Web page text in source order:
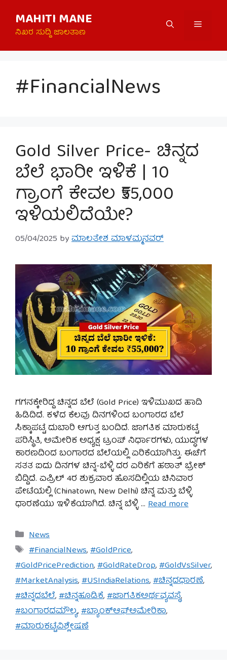
content
MAHITI MANE
ನಿಖರ ಸುದ್ದಿ ಜಾಲತಾಣ
Menu
#FinancialNews
Gold Silver Price- ಚಿನ್ನದ
ಬೆಲೆ ಭಾರೀ ಇಳಿಕೆ | 10
ಗ್ರಾಂಗೆ ಕೇವಲ ₹55,000
ಇಳಿಯಲಿದೆಯೇ?
05/04/2025 byಮಾಲತೇಶ ಮಾಳಮ್ಮನವರ್
ಗಗನಕ್ಕೇರಿದ್ದ ಚಿನ್ನದ ಬೆಲೆ (Gold Price) ಇಳಿಮುಖದ ಹಾದಿ
ಹಿಡಿದಿದೆ. ಕಳೆದ ಕೆಲವು ದಿನಗಳಿಂದ ಬಂಗಾರದ ಬೆಲೆ
ಸಿಕ್ಕಾಪಟ್ಟೆ ದುಬಾರಿ ಆಗುತ್ತ ಬಂದಿದೆ. ಜಾಗತಿಕ ಮಾರುಕಟ್ಟೆ
ಪರಿಸ್ಥಿತಿ, ಅಮೇರಿಕ ಅಧ್ಯಕ್ಷ ಟ್ರಂಪ್ ನಿರ್ಧಾರಗಳು, ಯುದ್ಧಗಳ
ಕಾರಣದಿಂದ ಬಂಗಾರದ ಬೆಲೆಯಲ್ಲಿ ಏರಿಕೆಯಾಗಿತ್ತು. ಈಚೆಗೆ
ಸತತ ಐದು ದಿನಗಳ ಚಿನ್ನ-ಬೆಳ್ಳಿ ದರ ಏರಿಕೆಗೆ ಹಠಾತ್ ಬ್ರೇಕ್
ಬಿದ್ದಿದೆ. ಏಪ್ರಿಲ್ 4ರ ಶುಕ್ರವಾರ ಹೊಸದಿಲ್ಲಿಯ ಚಿನಿವಾರ
ಪೇಟೆಯಲ್ಲಿ (Chinatown, New Delhi) ಚಿನ್ನ ಮತ್ತು ಬೆಳ್ಳಿ
ಧಾರಣೆಯು ಇಳಿಕೆಯಾಗಿದೆ. ಚಿನ್ನ ಬೆಳ್ಳಿ … Read more
Categories
News
Tags
#FinancialNews,#GoldPrice,
#GoldPricePrediction,#GoldRateDrop,#GoldVsSilver,
#MarketAnalysis,#USIndiaRelations,#ಚಿನ್ನದಧಾರಣೆ,
#ಚಿನ್ನದಬೆಲೆ,#ಚಿನ್ನಹೂಡಿಕೆ,#ಜಾಗತಿಕಅರ್ಥವ್ಯವಸ್ಥೆ,
#ಬಂಗಾರದಮೌಲ್ಯ,#ಬ್ಯಾಂಕ್‌ಆಫ್‌ಅಮೇರಿಕಾ,
#ಮಾರುಕಟ್ಟೆವಿಶ್ಲೇಷಣೆ